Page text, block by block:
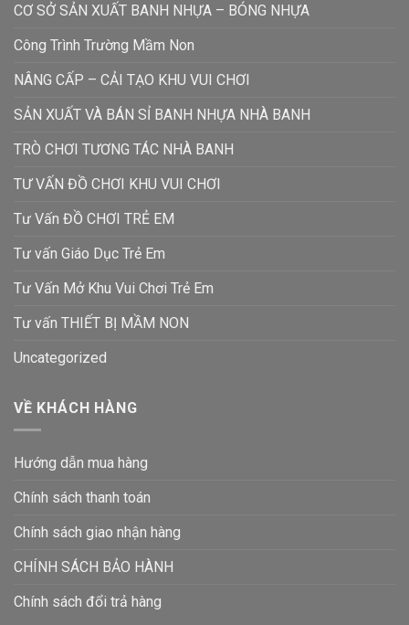
CƠ SỞ SẢN XUẤT BANH NHỰA – BÓNG NHỰA
Công Trình Trường Mầm Non
NÂNG CẤP – CẢI TẠO KHU VUI CHƠI
SẢN XUẤT VÀ BÁN SỈ BANH NHỰA NHÀ BANH
TRÒ CHƠI TƯƠNG TÁC NHÀ BANH
TƯ VẤN ĐỒ CHƠI KHU VUI CHƠI
Tư Vấn ĐỒ CHƠI TRẺ EM
Tư vấn Giáo Dục Trẻ Em
Tư Vấn Mở Khu Vui Chơi Trẻ Em
Tư vấn THIẾT BỊ MẦM NON
Uncategorized
VỀ KHÁCH HÀNG
Hướng dẫn mua hàng
Chính sách thanh toán
Chính sách giao nhận hàng
CHÍNH SÁCH BẢO HÀNH
Chính sách đổi trả hàng